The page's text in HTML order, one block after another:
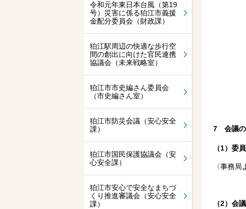
令和元年東日本台風（第19
号）災害に係る狛江市義援
金配分委員会（財政課）
狛江駅周辺の快適な歩行空
間の創出に向けた官民連携
協議会（未来戦略室）
狛江市市史編さん委員会
（市史編さん室）
狛江市防災会議（安心安全
課）
狛江市国民保護協議会（安
心安全課）
狛江市安心で安全なまちづ
くり推進審議会（安心安全
課）
7 会議
（1）委
〈事務局
（2）会